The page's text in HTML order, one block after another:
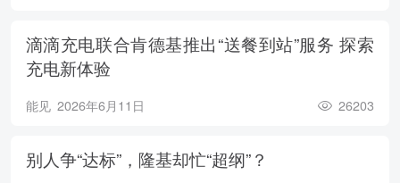
滴滴充电联合肯德基推出“送餐到站”服务 探索
充电新体验
能见 2026年6月11日 26203
别人争“达标”，隆基却忙“超纲”？